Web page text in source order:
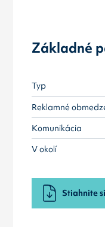
Základné
Typ
Reklamné
Komunikácia
V okolí
Stiahnite